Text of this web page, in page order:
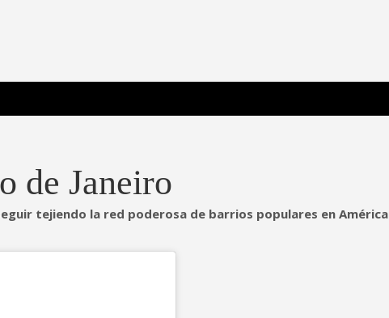
Poderosa.
de Janeiro
tejiendo la red poderosa de barrios populares en América